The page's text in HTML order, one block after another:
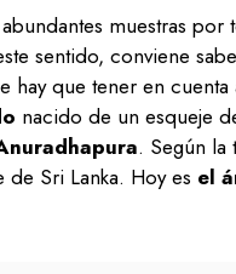
muestras
sentido, conviene
hay que tener en
nacido de un esqueje
. Según la
Sri Lanka. Hoy es el